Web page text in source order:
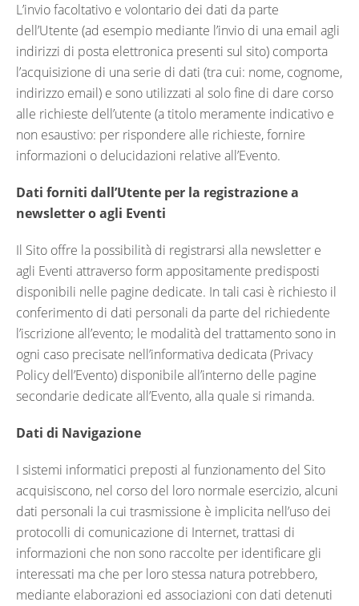
L’invio facoltativo e volontario dei dati da parte
dell’Utente (ad esempio mediante l’invio di una email agli
indirizzi di posta elettronica presenti sul sito) comporta
l’acquisizione di una serie di dati (tra cui: nome, cognome,
indirizzo email) e sono utilizzati al solo fine di dare corso
alle richieste dell’utente (a titolo meramente indicativo e
non esaustivo: per rispondere alle richieste, fornire
informazioni o delucidazioni relative all’Evento.
Dati forniti dall’Utente per la registrazione a
newsletter o agli Eventi
Il Sito offre la possibilità di registrarsi alla newsletter e
agli Eventi attraverso form appositamente predisposti
disponibili nelle pagine dedicate. In tali casi è richiesto il
conferimento di dati personali da parte del richiedente
l’iscrizione all’evento; le modalità del trattamento sono in
ogni caso precisate nell’informativa dedicata (Privacy
Policy dell’Evento) disponibile all’interno delle pagine
secondarie dedicate all’Evento, alla quale si rimanda.
Dati di Navigazione
I sistemi informatici preposti al funzionamento del Sito
acquisiscono, nel corso del loro normale esercizio, alcuni
dati personali la cui trasmissione è implicita nell’uso dei
protocolli di comunicazione di Internet, trattasi di
informazioni che non sono raccolte per identificare gli
interessati ma che per loro stessa natura potrebbero,
mediante elaborazioni ed associazioni con dati detenuti